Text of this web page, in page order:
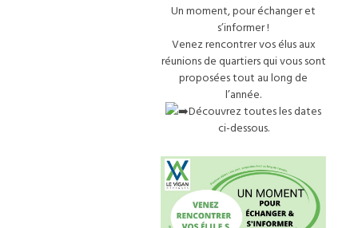
Un moment, pour échanger et
s’informer !
Venez rencontrer vos élus aux
réunions de quartiers qui vous sont
proposées tout au long de
l’année.
Découvrez toutes les dates
ci-dessous.